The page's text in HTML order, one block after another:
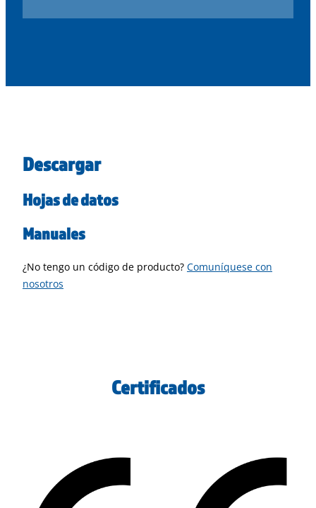
Descargar
Hojas de datos
Manuales
¿No tengo un código de producto? Comuníquese con
nosotros
Certificados